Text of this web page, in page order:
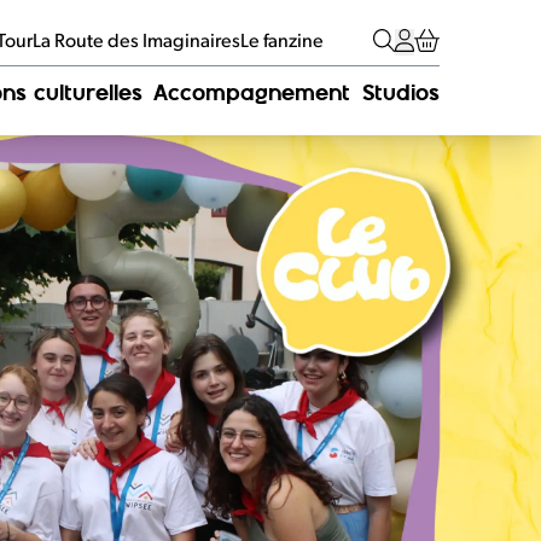
La Route des ImaginairesLe fanzine
culturelles Accompagnement Studios